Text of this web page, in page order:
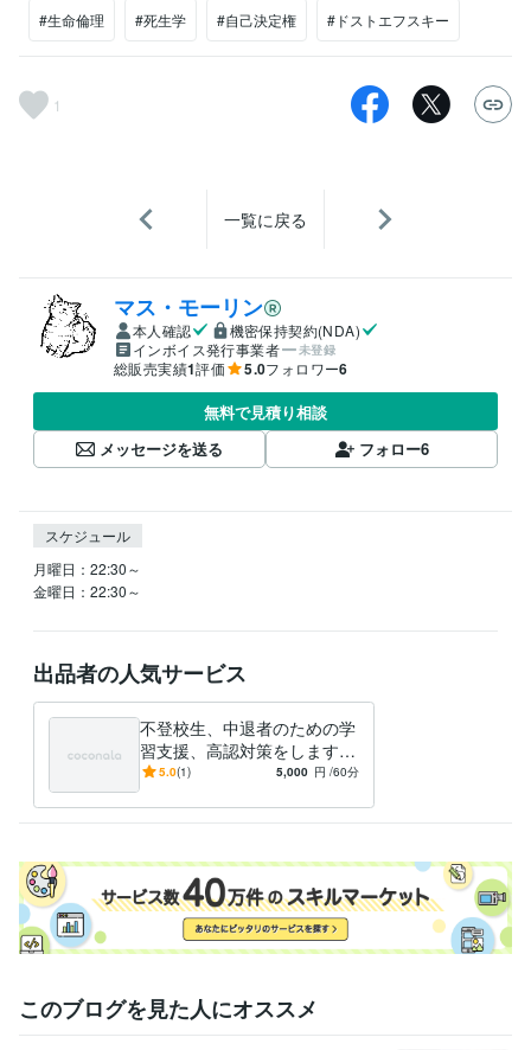
#生命倫理 #死生学 #自己決定権 #ドストエフスキー
1
一覧に戻る
マス・モーリン
本人確認
機密保持契約(NDA)
インボイス発行事業者
未登録
総販売実績1評価 5.0フォロワー6
無料で見積り相談
メッセージを送る
フォロー6
スケジュール
月曜日：22:30～
金曜日：22:30～
出品者の人気サービス
不登校生、中退者のための学
習支援、高認対策をします
小・中不登校生への学習支
対策です！
5.0(1) 5,000 円 /60分
このブログを見た人にオススメ